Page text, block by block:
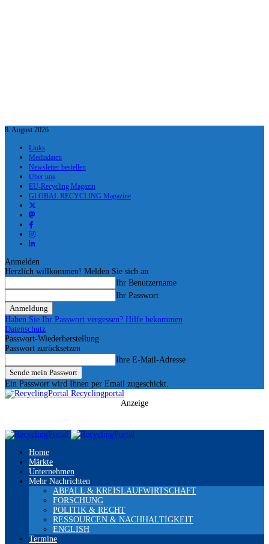
8. August 2026
Links
Mediadaten
Newsletter bestellen
Über uns
EU-Recycling Magazin
GLOBAL RECYCLING Magazine
Anmelden
Herzlich willkommen! Melden Sie sich an
Ihr Benutzername
Ihr Passwort
Haben Sie Ihr Passwort vergessen? Hilfe bekommen
Datenschutz
Passwort-Wiederherstellung
Passwort zurücksetzen
Ihre E-Mail-Adresse
Ein Passwort wird Ihnen per Email zugeschickt.
Recyclingportal
Anzeige
Home
Märkte
Unternehmen
Mehr Nachrichten
ABFALL & KREISLAUFWIRTSCHAFT
FORSCHUNG
POLITIK & RECHT
RESSOURCEN & NACHHALTIGKEIT
ENGLISH
Termine